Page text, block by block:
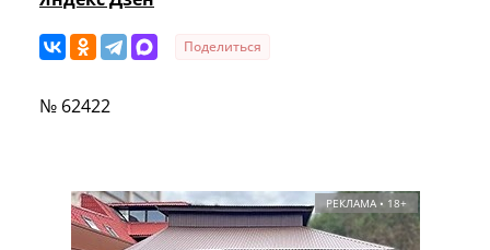
Поделиться
№ 62422
РЕКЛАМА • 18+